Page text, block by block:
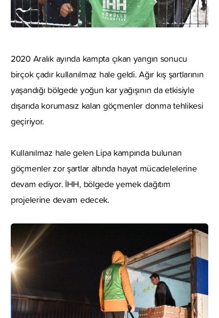
2020 Aralık ayında kampta çıkan yangın sonucu
birçok çadır kullanılmaz hale geldi. Ağır kış şartlarının
yaşandığı bölgede yoğun kar yağışının da etkisiyle
dışarıda korumasız kalan göçmenler donma tehlikesi
geçiriyor.
Kullanılmaz hale gelen Lipa kampında bulunan
göçmenler zor şartlar altında hayat mücadelelerine
devam ediyor. İHH, bölgede yemek dağıtım
projelerine devam edecek.